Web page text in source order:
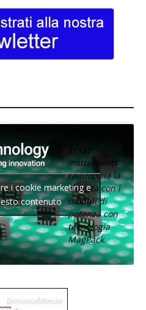
Texas
Instruments
raddoppia la
densità con i
moduli di
potenza con
tecnologia
MagPack.
i cookie marketing e
contenuto